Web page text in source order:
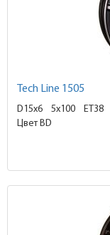
Tech Line 1505
D15x6 5x100 ET38
Цвет BD